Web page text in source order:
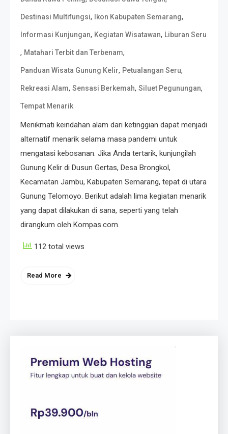
Destinasi Multifungsi, Ikon Kabupaten Semarang,
Informasi Kunjungan, Kegiatan Wisatawan, Liburan Seru
, Matahari Terbit dan Terbenam,
Panduan Wisata Gunung Kelir, Petualangan Seru,
Rekreasi Alam, Sensasi Berkemah, Siluet Pegunungan,
Tempat Menarik
Menikmati keindahan alam dari ketinggian dapat menjadi
alternatif menarik selama masa pandemi untuk
mengatasi kebosanan. Jika Anda tertarik, kunjungilah
Gunung Kelir di Dusun Gertas, Desa Brongkol,
Kecamatan Jambu, Kabupaten Semarang, tepat di utara
Gunung Telomoyo. Berikut adalah lima kegiatan menarik
yang dapat dilakukan di sana, seperti yang telah
dirangkum oleh Kompas.com.
112 total views
Read More